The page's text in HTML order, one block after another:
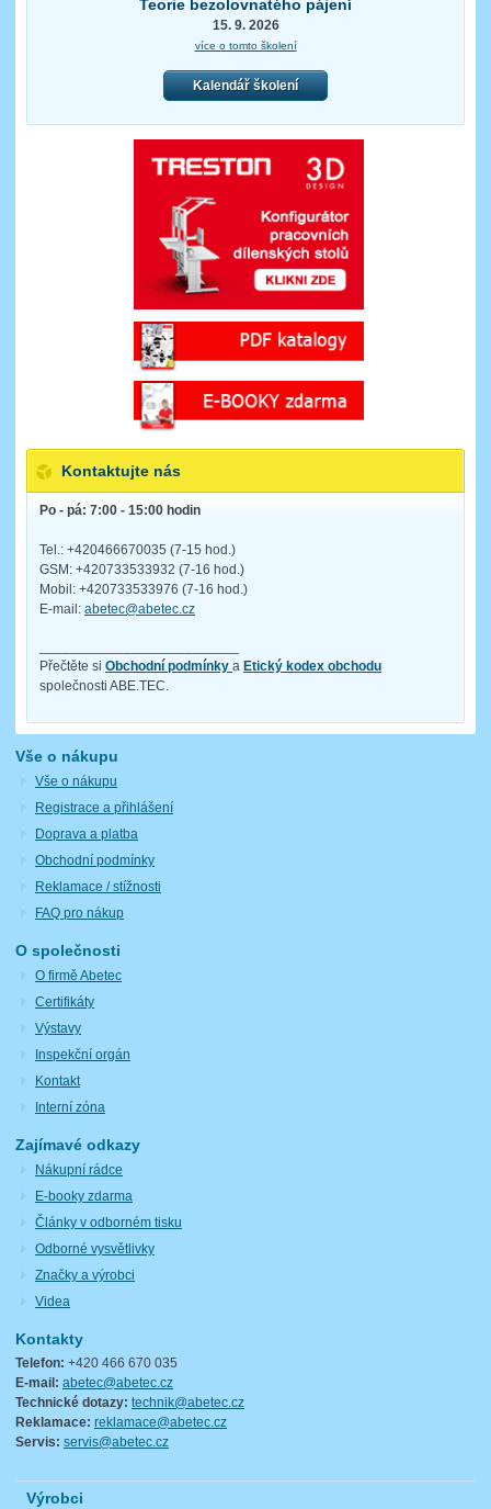
Teorie bezolovnatého pájení
15. 9. 2026
více o tomto školení
Kalendář školení
Kontaktujte nás
Po - pá: 7:00 - 15:00 hodin
Tel.: +420466670035 (7-15 hod.)
GSM: +420733533932 (7-16 hod.)
Mobil: +420733533976 (7-16 hod.)
E-mail: abetec@abetec.cz
Přečtěte si Obchodní podmínky a Etický kodex obchodu
společnosti ABE.TEC.
Vše o nákupu
Vše o nákupu
Registrace a přihlášení
Doprava a platba
Obchodní podmínky
Reklamace / stížnosti
FAQ pro nákup
O společnosti
O firmě Abetec
Certifikáty
Výstavy
Inspekční orgán
Kontakt
Interní zóna
Zajímavé odkazy
Nákupní rádce
E-booky zdarma
Články v odborném tisku
Odborné vysvětlivky
Značky a výrobci
Videa
Kontakty
Telefon: +420 466 670 035
E-mail: abetec@abetec.cz
Technické dotazy: technik@abetec.cz
Reklamace: reklamace@abetec.cz
Servis: servis@abetec.cz
Výrobci